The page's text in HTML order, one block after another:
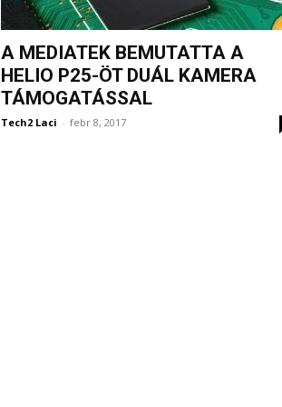
A MEDIATEK BEMUTATTA A
HELIO P25-ÖT DUÁL KAMERA
TÁMOGATÁSSAL
Tech2 Laci - febr 8, 2017